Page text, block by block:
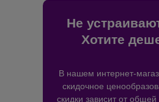
Не
Хотите
В нашем интернет-
скидочное
скидки зависит от